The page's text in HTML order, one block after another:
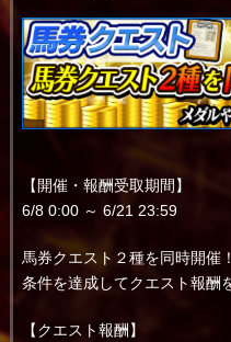
【開催・報酬受取期間】
6/8 0:00 ～ 6/21 23:59
馬券クエスト２種を同時開催！
条件を達成してクエスト報酬
【クエスト報酬】